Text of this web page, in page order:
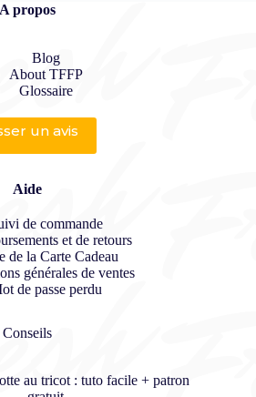
A propos
Blog
About TFFP
Glossaire
un avis
Aide
de commande
et de retours
de la Carte Cadeau
générales de ventes
de passe perdu
Conseils
au tricot : tuto facile + patron